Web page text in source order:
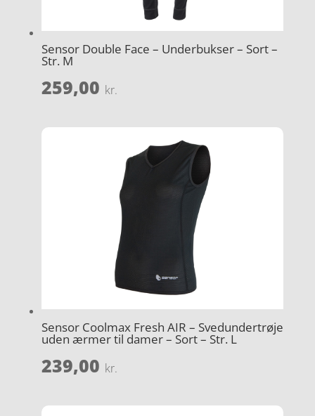
Sensor Double Face – Underbukser – Sort –
Str. M
259,00 kr.
Sensor Coolmax Fresh AIR – Svedundertrøje
uden ærmer til damer – Sort – Str. L
239,00 kr.